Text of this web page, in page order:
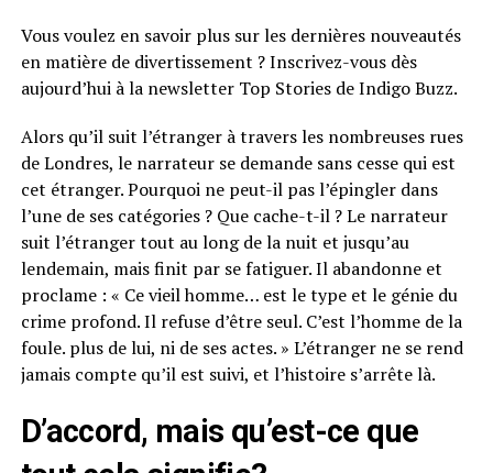
Vous voulez en savoir plus sur les dernières nouveautés
en matière de divertissement ? Inscrivez-vous dès
aujourd’hui à la newsletter Top Stories de Indigo Buzz.
Alors qu’il suit l’étranger à travers les nombreuses rues
de Londres, le narrateur se demande sans cesse qui est
cet étranger. Pourquoi ne peut-il pas l’épingler dans
l’une de ses catégories ? Que cache-t-il ? Le narrateur
suit l’étranger tout au long de la nuit et jusqu’au
lendemain, mais finit par se fatiguer. Il abandonne et
proclame : « Ce vieil homme… est le type et le génie du
crime profond. Il refuse d’être seul. C’est l’homme de la
foule. plus de lui, ni de ses actes. » L’étranger ne se rend
jamais compte qu’il est suivi, et l’histoire s’arrête là.
D’accord, mais qu’est-ce que